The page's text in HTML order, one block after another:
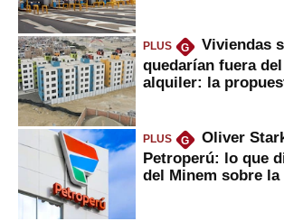
PLUS G
Viviendas
quedarían fuera
alquiler: la
PLUS G
Oliver
Petroperú: lo que
del Minem sobre